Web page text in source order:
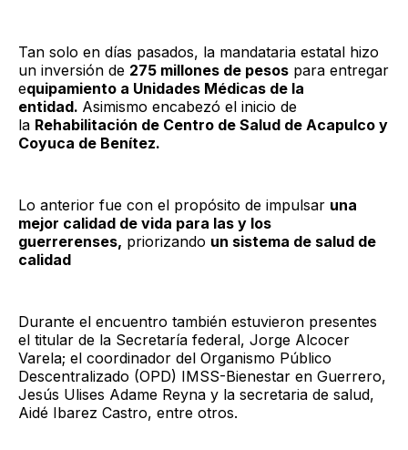
Tan solo en días pasados, la mandataria estatal hizo
un inversión de 275 millones de pesos para entregar
equipamiento a Unidades Médicas de la
entidad. Asimismo encabezó el inicio de
la Rehabilitación de Centro de Salud de Acapulco y
Coyuca de Benítez.
Lo anterior fue con el propósito de impulsar una
mejor calidad de vida para las y los
guerrerenses, priorizando un sistema de salud de
calidad
Durante el encuentro también estuvieron presentes
el titular de la Secretaría federal, Jorge Alcocer
Varela; el coordinador del Organismo Público
Descentralizado (OPD) IMSS-Bienestar en Guerrero,
Jesús Ulises Adame Reyna y la secretaria de salud,
Aidé Ibarez Castro, entre otros.